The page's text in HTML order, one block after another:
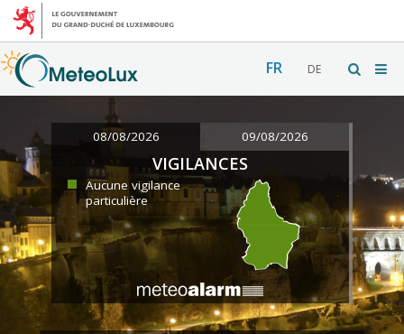
FR DE
08/08/2026 09/08/2026
VIGILANCES
Aucune vigilance
particulière